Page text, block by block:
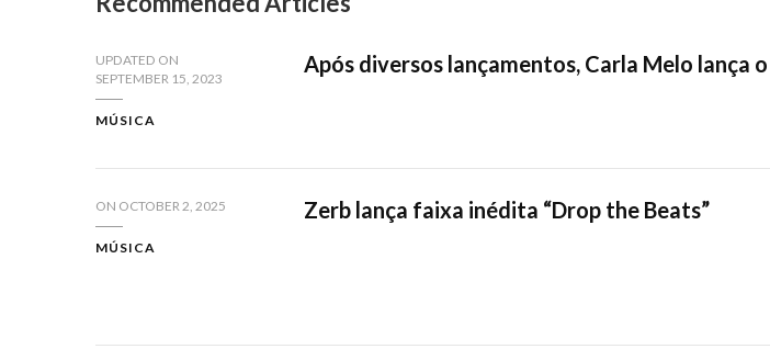
UPDATED ON
SEPTEMBER 15, 2023
MÚSICA
Após diversos lançamentos, Carla Melo lança
ON OCTOBER 2, 2025
MÚSICA
Zerb lança faixa inédita “Drop the Beats”